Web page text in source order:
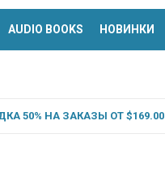
AUDIO BOOKS НОВИНКИ
50% НА ЗАКАЗЫ ОТ $169.00